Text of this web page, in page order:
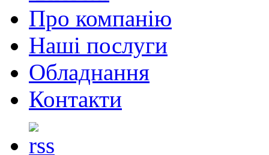
Про компанію
Наші послуги
Обладнання
Контакти